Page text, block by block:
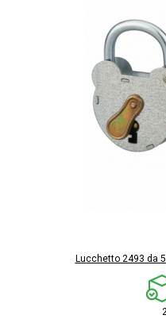
Lucchetto 2493 da